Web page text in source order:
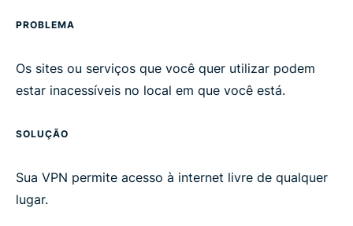
PROBLEMA
Os sites ou serviços que você quer utilizar podem
estar inacessíveis no local em que você está.
SOLUÇÃO
Sua VPN permite acesso à internet livre de qualquer
lugar.